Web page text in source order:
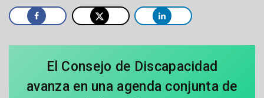
El Consejo de Discapacidad
avanza en una agenda conjunta de